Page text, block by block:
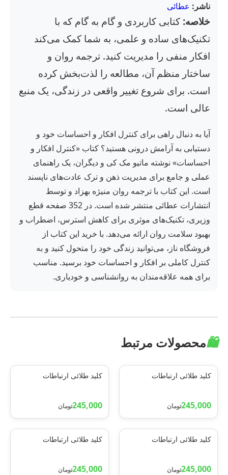
ناشر: عطائی
خلاصه: کتابی کاربردی و گام به گام که با
تکنیک‌های ساده و علمی، به شما کمک می‌کند
افکار منفی را مدیریت کنید. ترجمه روان و
ساختار منظم آن، مطالعه را لذت‌بخش کرده
است. برای شروع تغییر واقعی در زندگی، یک منبع
عالی است.
آیا به دنبال راهی برای کنترل افکار و احساسات خود و
دستیابی به آرامش درونی هستید؟ کتاب «کنترل افکار و
احساسات» نوشته ماتیو مک کی و دیگران، یک راهنمای
عملی و جامع برای مدیریت ذهن و ترک عادت‌های ناپسند
است. این کتاب با ترجمه روان منیژه بهزاد و توسط
انتشارات عطائی منتشر شده است. در 352 صفحه قطع
وزیری، تکنیک‌های موثری برای کاهش استرس، اضطراب و
بهبود سلامت روان ارائه می‌دهد. با خرید این کتاب از
فروشگاه ناز، می‌توانید زندگی خود را متحول کنید و به
کنترل کاملی بر افکار و احساسات خود برسید. مناسب
برای همه علاقه‌مندان به روانشناسی و خودیاری.
🛍️محصولات مرتبط
کلید طلائی ارتباطات
245,000تومان
کلید طلائی ارتباطات
245,000تومان
کلید طلائی ارتباطات
245,000تومان
کلید طلائی ارتباطات
245,000تومان